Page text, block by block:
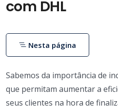
com DHL
Sabemos da importância de
que permitam aumentar a
seus clientes na hora de
Nesta página